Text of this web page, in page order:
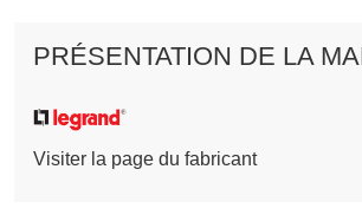
PRÉSENTATION DE LA
Visiter la page du fabricant